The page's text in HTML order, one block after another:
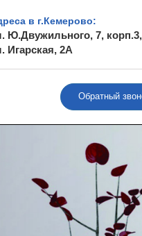
в г.Кемерово:
Ю.Двужильного, 7,
Игарская, 2А
Обратный